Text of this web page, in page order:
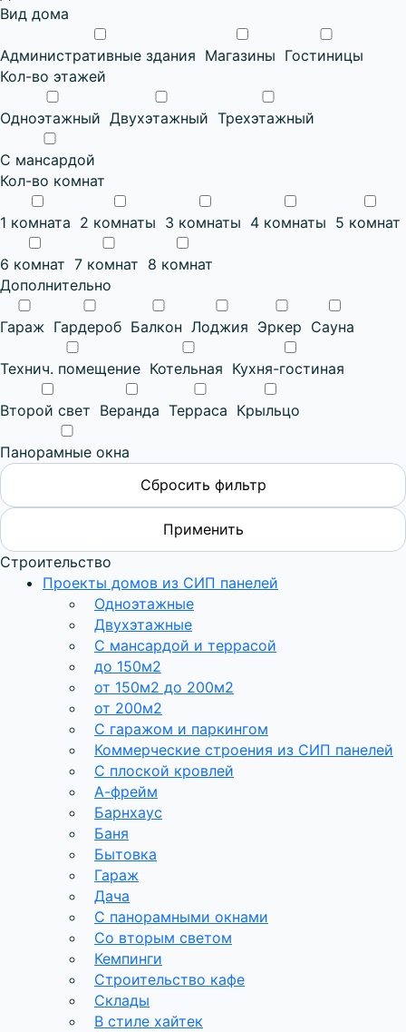
Вид дома
Административные здания Магазины Гостиницы
Кол-во этажей
Одноэтажный Двухэтажный Трехэтажный
С мансардой
Кол-во комнат
1 комната 2 комнаты 3 комнаты 4 комнаты 5 комнат
6 комнат 7 комнат 8 комнат
Дополнительно
Гараж Гардероб Балкон Лоджия Эркер Сауна
Технич. помещение Котельная Кухня-гостиная
Второй свет Веранда Терраса Крыльцо
Панорамные окна
Строительство
Проекты домов из СИП панелей
Одноэтажные
Двухэтажные
С мансардой и террасой
до 150м2
от 150м2 до 200м2
от 200м2
С гаражом и паркингом
Коммерческие строения из СИП панелей
С плоской кровлей
А-фрейм
Барнхаус
Баня
Бытовка
Гараж
Дача
С панорамными окнами
Со вторым светом
Кемпинги
Строительство кафе
Склады
В стиле хайтек